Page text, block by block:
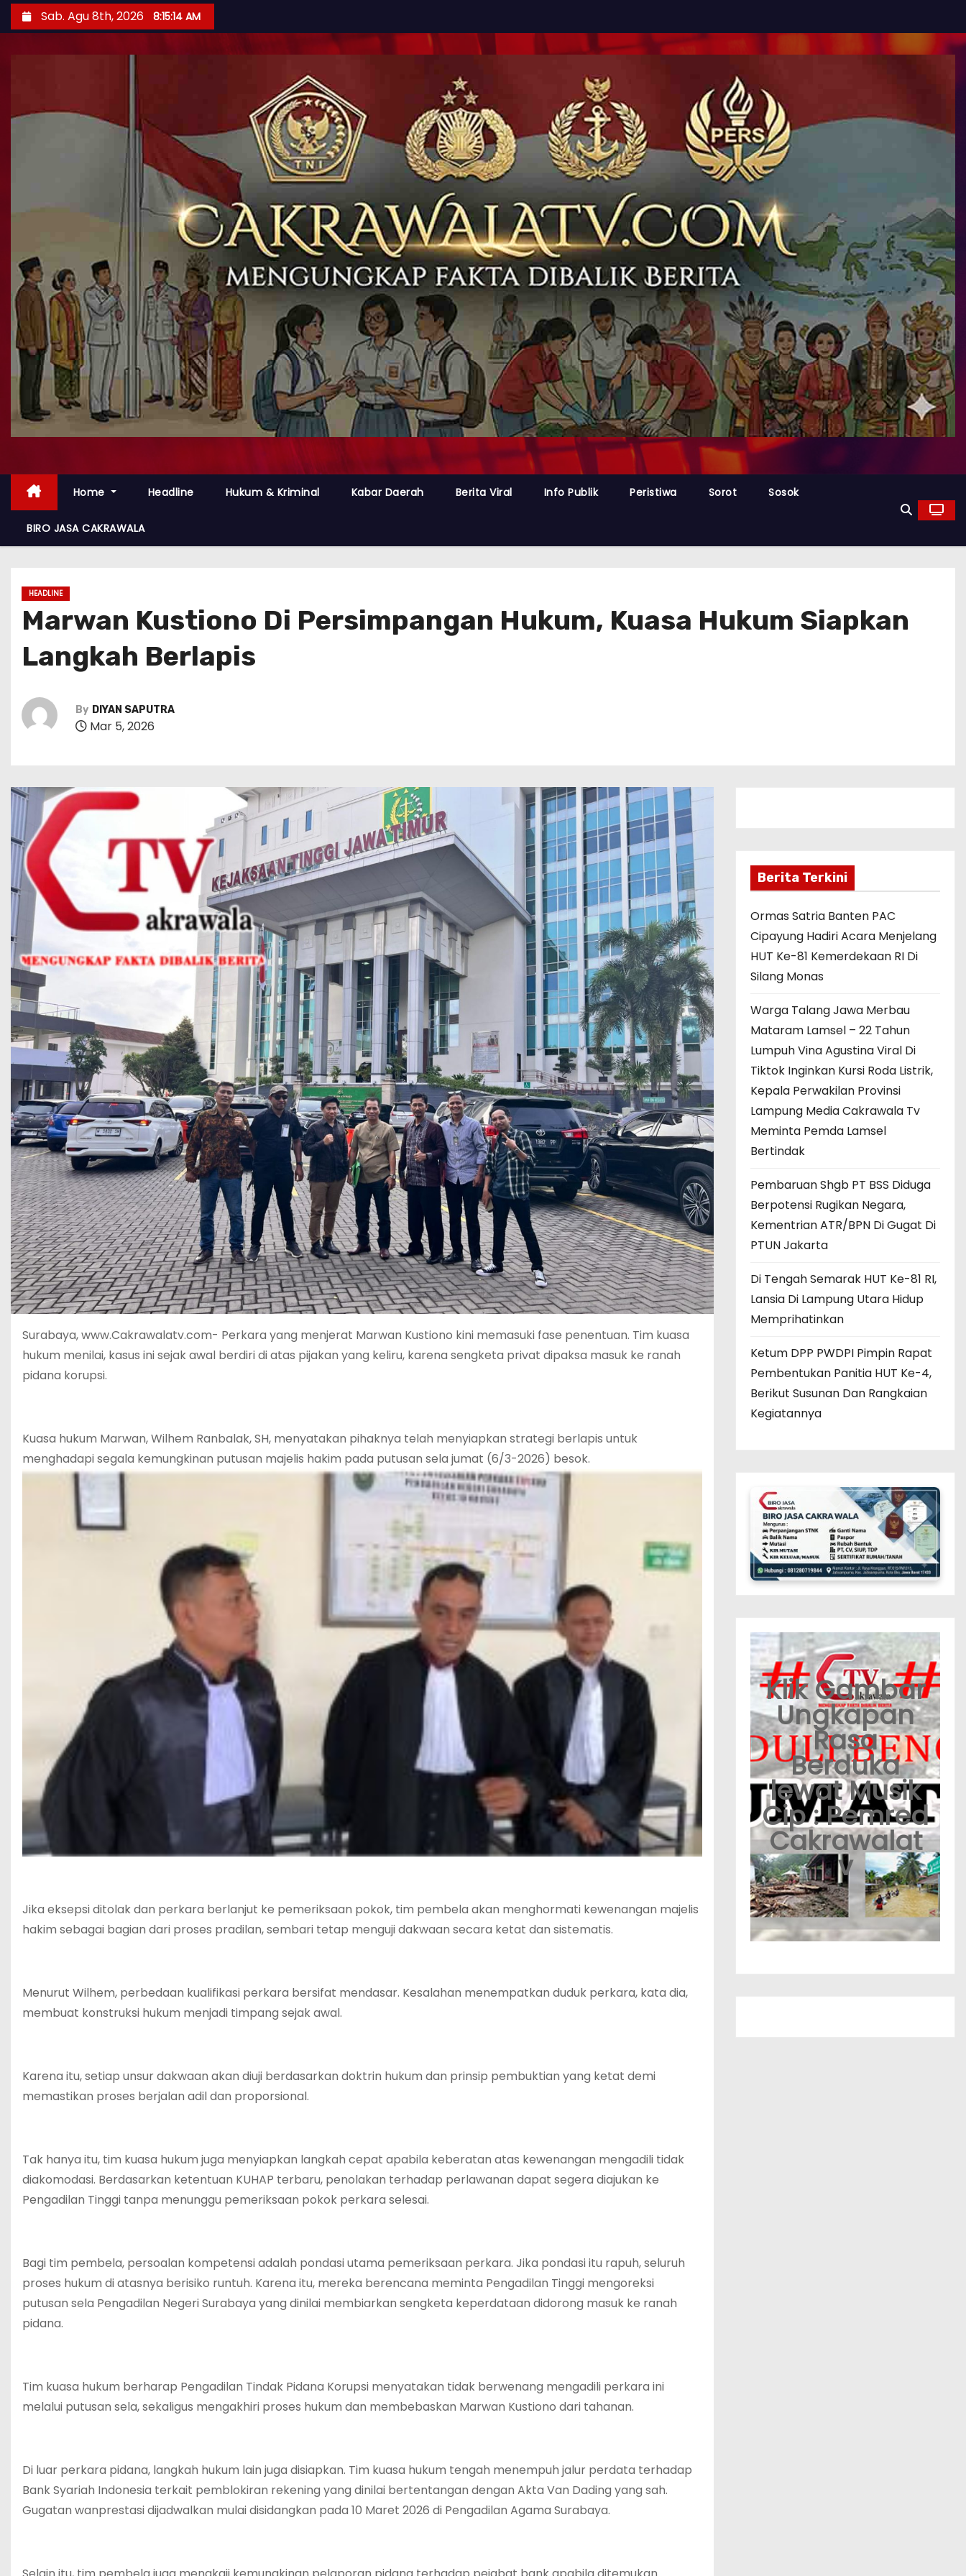
Sab. Agu 8th, 2026 8:15:16 AM
Home Headline Hukum & Kriminal Kabar Daerah Berita Viral Info Publik Peristiwa Sorot Sosok
BIRO JASA CAKRAWALA
HEADLINE
Marwan Kustiono Di Persimpangan Hukum, Kuasa Hukum Siapkan
Langkah Berlapis
By DIYAN SAPUTRA
Mar 5, 2026
Surabaya, www.Cakrawalatv.com- Perkara yang menjerat Marwan Kustiono kini memasuki fase penentuan. Tim kuasa
hukum menilai, kasus ini sejak awal berdiri di atas pijakan yang keliru, karena sengketa privat dipaksa masuk ke ranah
pidana korupsi.
Kuasa hukum Marwan, Wilhem Ranbalak, SH, menyatakan pihaknya telah menyiapkan strategi berlapis untuk
menghadapi segala kemungkinan putusan majelis hakim pada putusan sela jumat (6/3-2026) besok.
Jika eksepsi ditolak dan perkara berlanjut ke pemeriksaan pokok, tim pembela akan menghormati kewenangan majelis
hakim sebagai bagian dari proses pradilan, sembari tetap menguji dakwaan secara ketat dan sistematis.
Menurut Wilhem, perbedaan kualifikasi perkara bersifat mendasar. Kesalahan menempatkan duduk perkara, kata dia,
membuat konstruksi hukum menjadi timpang sejak awal.
Karena itu, setiap unsur dakwaan akan diuji berdasarkan doktrin hukum dan prinsip pembuktian yang ketat demi
memastikan proses berjalan adil dan proporsional.
Tak hanya itu, tim kuasa hukum juga menyiapkan langkah cepat apabila keberatan atas kewenangan mengadili tidak
diakomodasi. Berdasarkan ketentuan KUHAP terbaru, penolakan terhadap perlawanan dapat segera diajukan ke
Pengadilan Tinggi tanpa menunggu pemeriksaan pokok perkara selesai.
Bagi tim pembela, persoalan kompetensi adalah pondasi utama pemeriksaan perkara. Jika pondasi itu rapuh, seluruh
proses hukum di atasnya berisiko runtuh. Karena itu, mereka berencana meminta Pengadilan Tinggi mengoreksi
putusan sela Pengadilan Negeri Surabaya yang dinilai membiarkan sengketa keperdataan didorong masuk ke ranah
pidana.
Tim kuasa hukum berharap Pengadilan Tindak Pidana Korupsi menyatakan tidak berwenang mengadili perkara ini
melalui putusan sela, sekaligus mengakhiri proses hukum dan membebaskan Marwan Kustiono dari tahanan.
Di luar perkara pidana, langkah hukum lain juga disiapkan. Tim kuasa hukum tengah menempuh jalur perdata terhadap
Bank Syariah Indonesia terkait pemblokiran rekening yang dinilai bertentangan dengan Akta Van Dading yang sah.
Gugatan wanprestasi dijadwalkan mulai disidangkan pada 10 Maret 2026 di Pengadilan Agama Surabaya.
Berita Terkini
Ormas Satria Banten PAC
Cipayung Hadiri Acara Menjelang
HUT Ke-81 Kemerdekaan RI Di
Silang Monas
Warga Talang Jawa Merbau
Mataram Lamsel – 22 Tahun
Lumpuh Vina Agustina Viral Di
Tiktok Inginkan Kursi Roda Listrik,
Kepala Perwakilan Provinsi
Lampung Media Cakrawala Tv
Meminta Pemda Lamsel
Bertindak
Pembaruan Shgb PT BSS Diduga
Berpotensi Rugikan Negara,
Kementrian ATR/BPN Di Gugat Di
PTUN Jakarta
Di Tengah Semarak HUT Ke-81 RI,
Lansia Di Lampung Utara Hidup
Memprihatinkan
Ketum DPP PWDPI Pimpin Rapat
Pembentukan Panitia HUT Ke-4,
Berikut Susunan Dan Rangkaian
Kegiatannya
Klik Gambar
Ungkapan
Rasa
Berduka
lewat Musik
Cip : Pemred
Cakrawalat
v